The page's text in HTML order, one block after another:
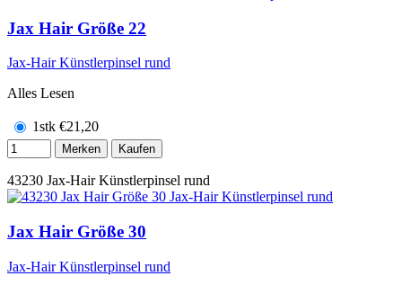
Jax Hair Größe 22
Jax-Hair Künstlerpinsel rund
Alles Lesen
1stk €21,20
Merken Kaufen
43230 Jax-Hair Künstlerpinsel rund
Jax Hair Größe 30
Jax-Hair Künstlerpinsel rund